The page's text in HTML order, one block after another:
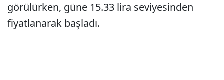
görülürken, güne 15.33 lira seviyesinden
fiyatlanarak başladı.